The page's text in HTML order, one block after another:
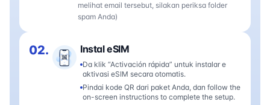
melihat email tersebut, silakan periksa folder
spam Anda)
02. Instal eSIM
Da klik “Activación rápida” untuk instalar e
aktivasi eSIM secara otomatis.
Pindai kode QR dari paket Anda, dan follow the
on-screen instructions to complete the setup.